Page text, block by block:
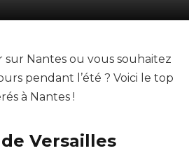
sur Nantes ou vous souhaitez
pendant l’été ? Voici le top
à Nantes !
Versailles